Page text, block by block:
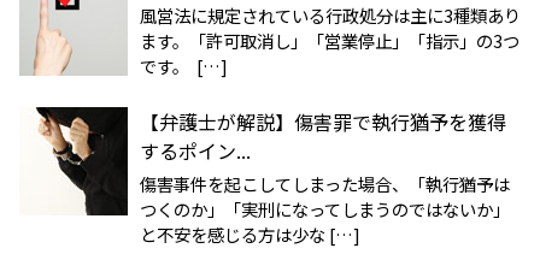
風営法に規定されている行政処分は主に3種類あり
ます。「許可取消し」「営業停止」「指示」の3つ
です。 […]
【弁護士が解説】傷害罪で執行猶予を獲得
するポイン...
傷害事件を起こしてしまった場合、「執行猶予は
つくのか」「実刑になってしまうのではないか」
と不安を感じる方は少な […]